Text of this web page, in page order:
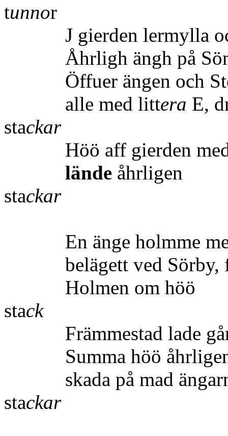
tunnor
J gierden lermylla
Åhrligh ängh på
Öffuer ängen och Stor
alle med littera E,
stackar
Höö aff gierden med
lände
stackar
En änge holmme med
belägett ved Sörby,
Holmen
stack
Främmestad lade
Summa höö åhrligen
skada på
stackar